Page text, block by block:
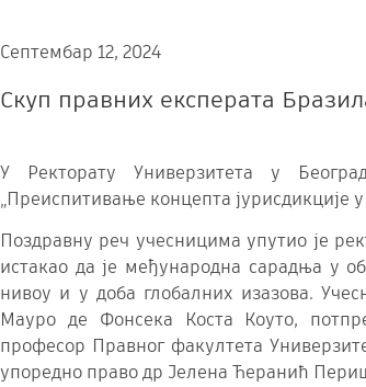
Септембар 12, 2024
Скуп правних експерата
У Ректорату Универзитета у
„Преиспитивање концепта јурисдикције у
Поздравну реч учесницима упутио је
истакао да је међународна сарадња у
нивоу и у доба глобалних изазова.
Мауро де Фонсека Коста Коуто,
професор Правног факултета
упоредно право др Јелена Ћеранић